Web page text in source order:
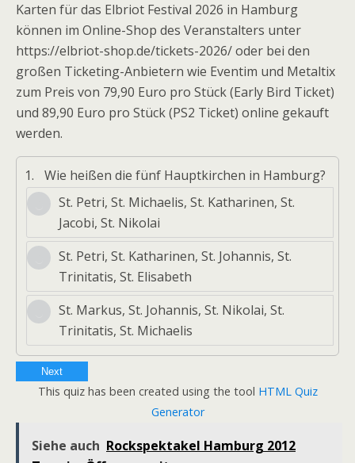
Karten für das Elbriot Festival 2026 in Hamburg
können im Online-Shop des Veranstalters unter
https://elbriot-shop.de/tickets-2026/ oder bei den
großen Ticketing-Anbietern wie Eventim und Metaltix
zum Preis von 79,90 Euro pro Stück (Early Bird Ticket)
und 89,90 Euro pro Stück (PS2 Ticket) online gekauft
werden.
1.
Wie heißen die fünf Hauptkirchen in Hamburg?
St. Petri, St. Michaelis, St. Katharinen, St.
Jacobi, St. Nikolai
St. Petri, St. Katharinen, St. Johannis, St.
Trinitatis, St. Elisabeth
St. Markus, St. Johannis, St. Nikolai, St.
Trinitatis, St. Michaelis
Next
This quiz has been created using the tool HTML Quiz
Generator
Siehe auch Rockspektakel Hamburg 2012